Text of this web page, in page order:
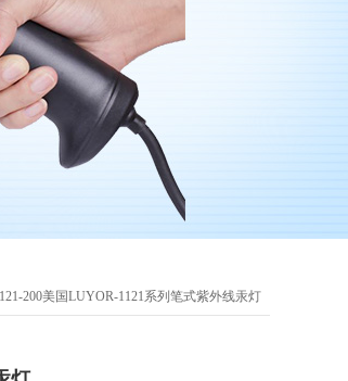
200美国LUYOR-1121系列笔式紫外线汞灯